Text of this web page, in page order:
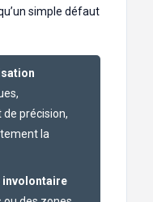
simple défaut
précision,
la
involontaire